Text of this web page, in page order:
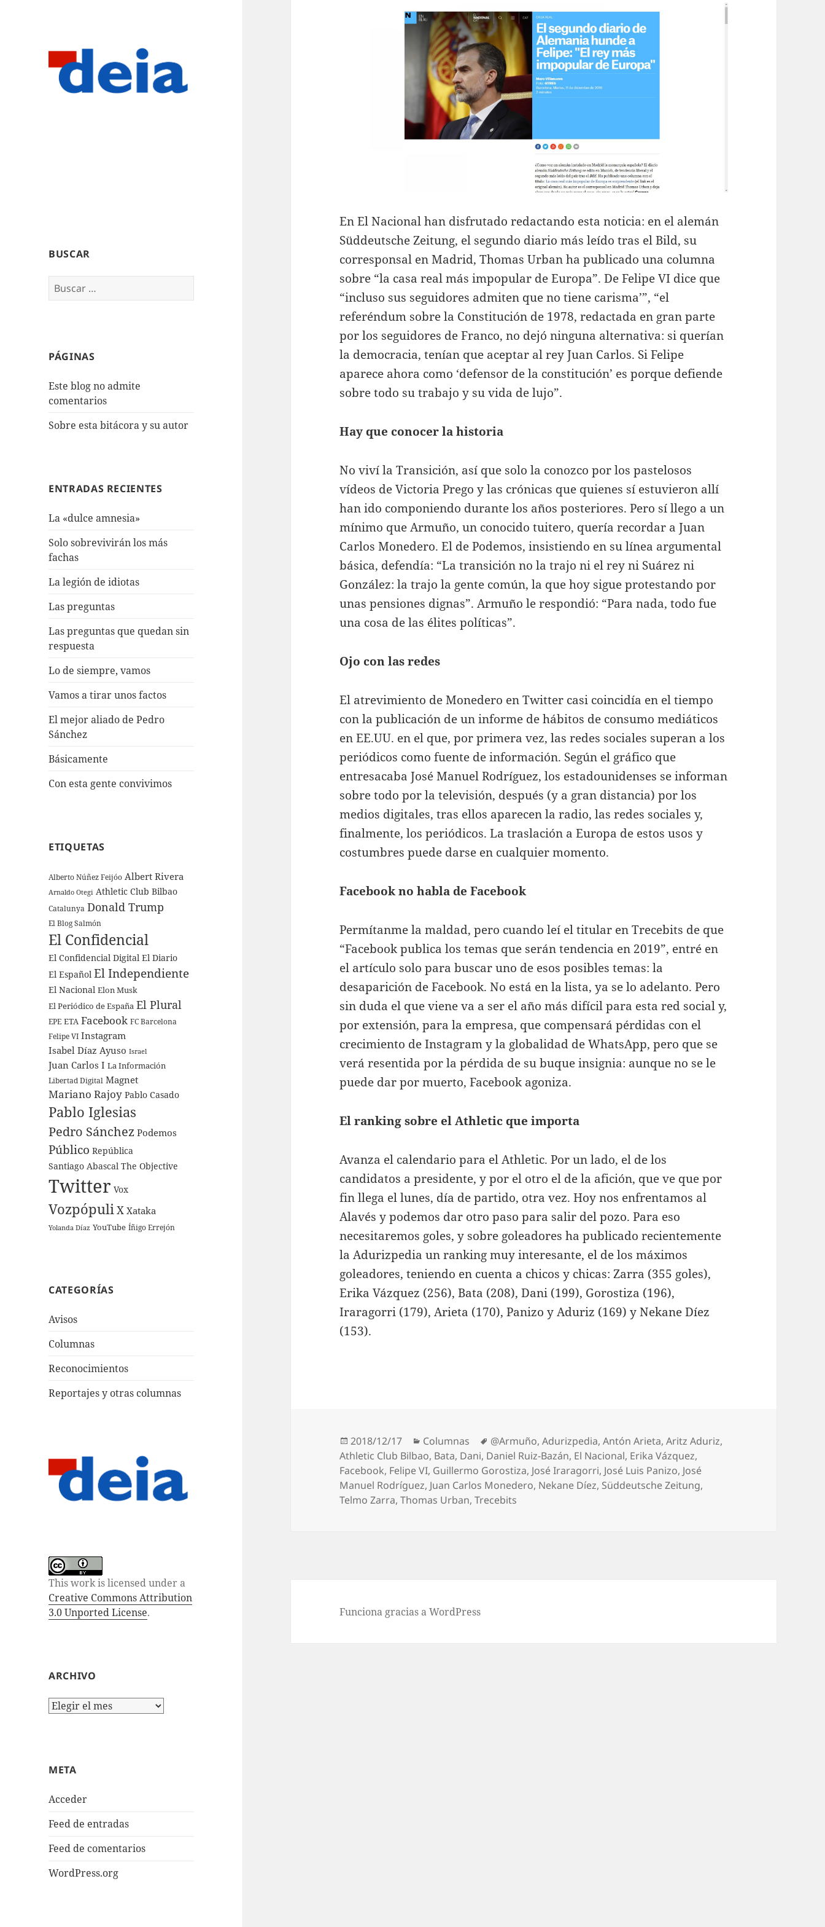
BUSCAR
Buscar:
PÁGINAS
Este blog no admite
comentarios
Sobre esta bitácora y su autor
ENTRADAS RECIENTES
La «dulce amnesia»
Solo sobrevivirán los más
fachas
La legión de idiotas
Las preguntas
Las preguntas que quedan sin
respuesta
Lo de siempre, vamos
Vamos a tirar unos factos
El mejor aliado de Pedro
Sánchez
Básicamente
Con esta gente convivimos
ETIQUETAS
Alberto Núñez Feijóo Albert Rivera
Arnaldo Otegi Athletic Club Bilbao
Catalunya Donald Trump
El Blog Salmón
El Confidencial
El Confidencial Digital El Diario
El Español El Independiente
El Nacional Elon Musk
El Periódico de España El Plural
EPE ETA Facebook FC Barcelona
Felipe VI Instagram
Isabel Díaz Ayuso Israel
Juan Carlos I La Información
Libertad Digital Magnet
Mariano Rajoy Pablo Casado
Pablo Iglesias
Pedro Sánchez Podemos
Público República
Santiago Abascal The Objective
Twitter Vox
Vozpópuli X Xataka
Yolanda Díaz YouTube Íñigo Errejón
CATEGORÍAS
Avisos
Columnas
Reconocimientos
Reportajes y otras columnas
This work is licensed under a
Creative Commons Attribution
3.0 Unported License.
ARCHIVO
Archivo
META
Acceder
Feed de entradas
Feed de comentarios
WordPress.org
En El Nacional han disfrutado redactando esta noticia: en el alemán
Süddeutsche Zeitung, el segundo diario más leído tras el Bild, su
corresponsal en Madrid, Thomas Urban ha publicado una columna
sobre “la casa real más impopular de Europa”. De Felipe VI dice que
“incluso sus seguidores admiten que no tiene carisma’”, “el
referéndum sobre la Constitución de 1978, redactada en gran parte
por los seguidores de Franco, no dejó ninguna alternativa: si querían
la democracia, tenían que aceptar al rey Juan Carlos. Si Felipe
aparece ahora como ‘defensor de la constitución’ es porque defiende
sobre todo su trabajo y su vida de lujo”.
Hay que conocer la historia
No viví la Transición, así que solo la conozco por los pastelosos
vídeos de Victoria Prego y las crónicas que quienes sí estuvieron allí
han ido componiendo durante los años posteriores. Pero sí llego a un
mínimo que Armuño, un conocido tuitero, quería recordar a Juan
Carlos Monedero. El de Podemos, insistiendo en su línea argumental
básica, defendía: “La transición no la trajo ni el rey ni Suárez ni
González: la trajo la gente común, la que hoy sigue protestando por
unas pensiones dignas”. Armuño le respondió: “Para nada, todo fue
una cosa de las élites políticas”.
Ojo con las redes
El atrevimiento de Monedero en Twitter casi coincidía en el tiempo
con la publicación de un informe de hábitos de consumo mediáticos
en EE.UU. en el que, por primera vez, las redes sociales superan a los
periódicos como fuente de información. Según el gráfico que
entresacaba José Manuel Rodríguez, los estadounidenses se informan
sobre todo por la televisión, después (y a gran distancia) por los
medios digitales, tras ellos aparecen la radio, las redes sociales y,
finalmente, los periódicos. La traslación a Europa de estos usos y
costumbres puede darse en cualquier momento.
Facebook no habla de Facebook
Permítanme la maldad, pero cuando leí el titular en Trecebits de que
“Facebook publica los temas que serán tendencia en 2019”, entré en
el artículo solo para buscar uno de esos posibles temas: la
desaparición de Facebook. No está en la lista, ya se lo adelanto. Pero
sin duda el que viene va a ser el año más difícil para esta red social y,
por extensión, para la empresa, que compensará pérdidas con el
crecimiento de Instagram y la globalidad de WhatsApp, pero que se
verá resentida por la pérdida de su buque insignia: aunque no se le
puede dar por muerto, Facebook agoniza.
El ranking sobre el Athletic que importa
Avanza el calendario para el Athletic. Por un lado, el de los
candidatos a presidente, y por el otro el de la afición, que ve que por
fin llega el lunes, día de partido, otra vez. Hoy nos enfrentamos al
Alavés y podemos dar otro paso para salir del pozo. Para eso
necesitaremos goles, y sobre goleadores ha publicado recientemente
la Adurizpedia un ranking muy interesante, el de los máximos
goleadores, teniendo en cuenta a chicos y chicas: Zarra (355 goles),
Erika Vázquez (256), Bata (208), Dani (199), Gorostiza (196),
Iraragorri (179), Arieta (170), Panizo y Aduriz (169) y Nekane Díez
(153).
Publicado
el
2018/12/17 Categorías
Columnas Etiquetas
@Armuño,Adurizpedia,Antón Arieta,Aritz Aduriz,
Athletic Club Bilbao, Bata, Dani, Daniel Ruiz-Bazán, El Nacional, Erika Vázquez,
Facebook, Felipe VI, Guillermo Gorostiza, José Iraragorri, José Luis Panizo, José
Manuel Rodríguez, Juan Carlos Monedero, Nekane Díez, Süddeutsche Zeitung,
Telmo Zarra,Thomas Urban,Trecebits
Funciona gracias a WordPress